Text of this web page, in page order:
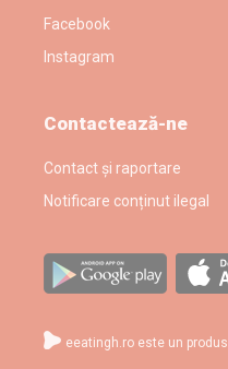
Facebook
Instagram
Contactează-ne
Contact și raportare
Notificare conținut ilegal
eeatingh.ro este un produs